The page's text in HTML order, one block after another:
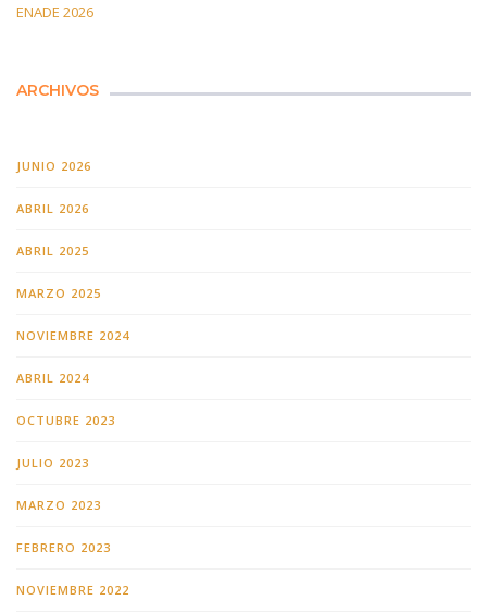
ENADE 2026
ARCHIVOS
JUNIO 2026
ABRIL 2026
ABRIL 2025
MARZO 2025
NOVIEMBRE 2024
ABRIL 2024
OCTUBRE 2023
JULIO 2023
MARZO 2023
FEBRERO 2023
NOVIEMBRE 2022